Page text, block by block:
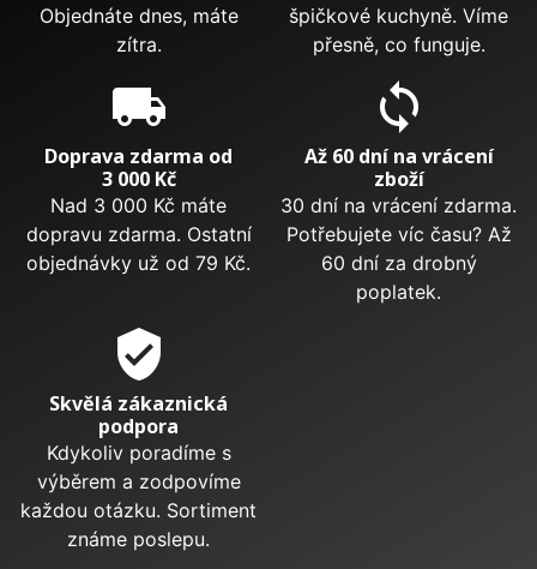
Objednáte dnes, máte
zítra.
špičkové kuchyně. Víme
přesně, co funguje.
local_shipping
Doprava zdarma od
3 000 Kč
Nad 3 000 Kč máte
dopravu zdarma. Ostatní
objednávky už od 79 Kč.
sync
Až 60 dní na vrácení
zboží
30 dní na vrácení zdarma.
Potřebujete víc času? Až
60 dní za drobný
poplatek.
verified_user
Skvělá zákaznická
podpora
Kdykoliv poradíme s
výběrem a zodpovíme
každou otázku. Sortiment
známe poslepu.